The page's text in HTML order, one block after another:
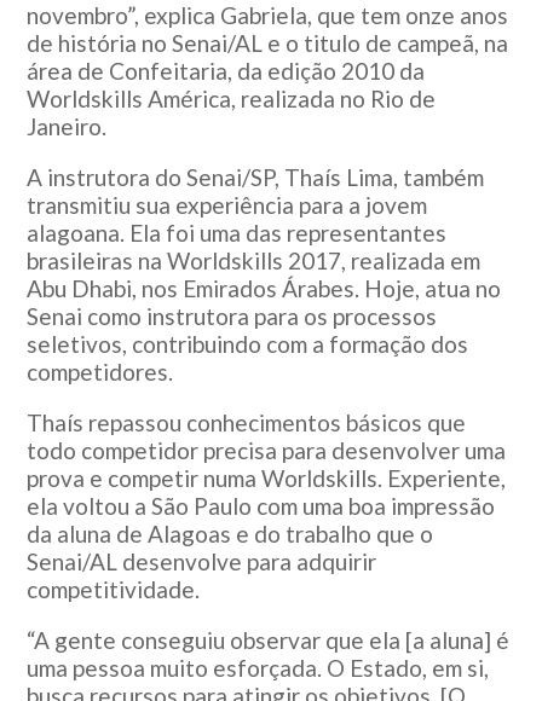
novembro”, explica Gabriela, que tem onze anos
de história no Senai/AL e o titulo de campeã, na
área de Confeitaria, da edição 2010 da
Worldskills América, realizada no Rio de
Janeiro.
A instrutora do Senai/SP, Thaís Lima, também
transmitiu sua experiência para a jovem
alagoana. Ela foi uma das representantes
brasileiras na Worldskills 2017, realizada em
Abu Dhabi, nos Emirados Árabes. Hoje, atua no
Senai como instrutora para os processos
seletivos, contribuindo com a formação dos
competidores.
Thaís repassou conhecimentos básicos que
todo competidor precisa para desenvolver uma
prova e competir numa Worldskills. Experiente,
ela voltou a São Paulo com uma boa impressão
da aluna de Alagoas e do trabalho que o
Senai/AL desenvolve para adquirir
competitividade.
“A gente conseguiu observar que ela [a aluna] é
uma pessoa muito esforçada. O Estado, em si,